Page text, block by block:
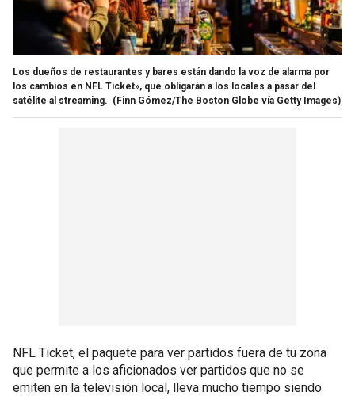
Los dueños de restaurantes y bares están dando la voz de alarma por
los cambios en NFL Ticket», que obligarán a los locales a pasar del
satélite al streaming. (Finn Gómez/The Boston Globe vía Getty Images)
NFL Ticket, el paquete para ver partidos fuera de tu zona
que permite a los aficionados ver partidos que no se
emiten en la televisión local, lleva mucho tiempo siendo